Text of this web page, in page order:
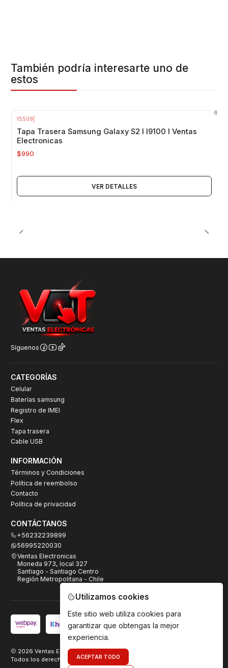
También podría interesarte uno de
estos
15509
Tapa Trasera Samsung Galaxy S2 I I9100 I Ventas
Electronicas
$990
VER DETALLES
Síguenos
CATEGORÍAS
Celular
Baterías samsung
Registro de IMEI
Flex
Tapa trasera
Cable USB
INFORMACIÓN
Términos y Condiciones
Política de reembolso
Contacto
Política de privacidad
CONTÁCTANOS
+56232239899
56995220030
Ventas Electronicas
Moneda 973, local 327
Santiago - Santiago Centro
Región Metropolitana - Chile
2026 Ventas Electrónicas.
Todos los derechos reservados. Desarrollado por
Utilizamos cookies
Este sitio web utiliza cookies para
garantizar que obtengas la mejor
experiencia.
ACEPTAR TODO